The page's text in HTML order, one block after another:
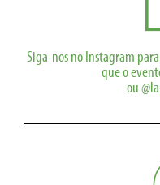
Siga-nos no Instagram
que o
ou